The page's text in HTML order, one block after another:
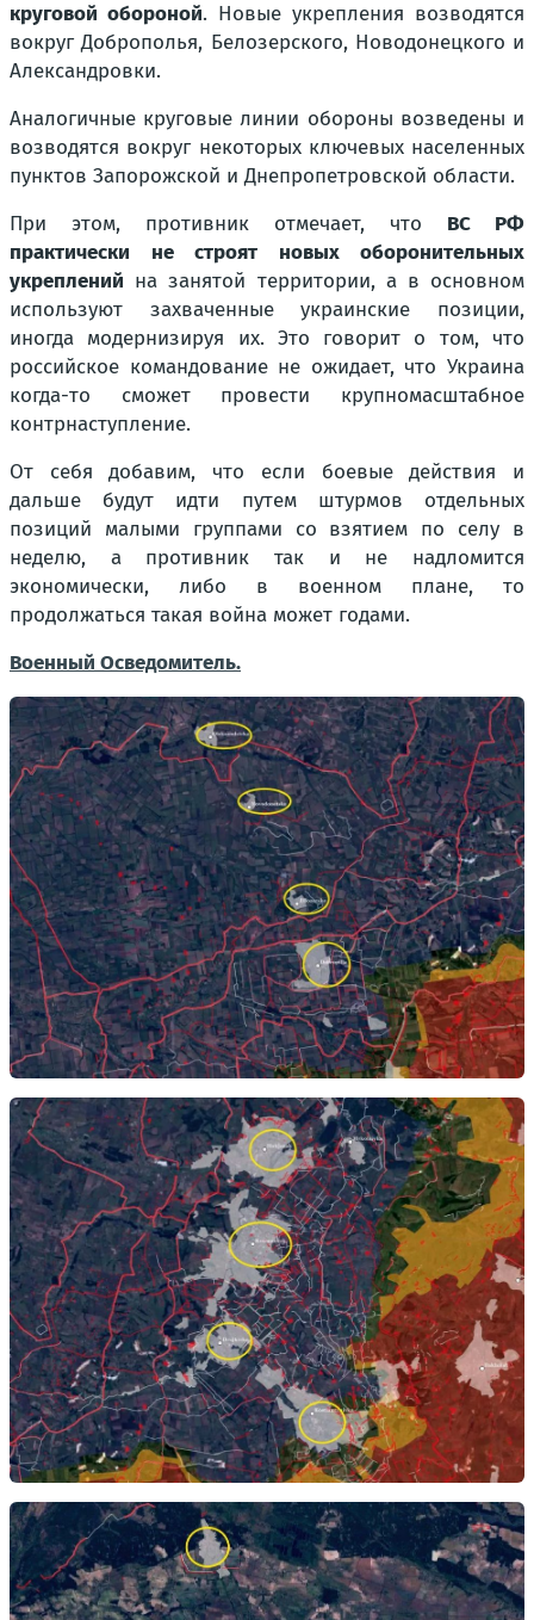
круговой обороной. Новые укрепления возводятся
вокруг Доброполья, Белозерского, Новодонецкого и
Александровки.
Аналогичные круговые линии обороны возведены и
возводятся вокруг некоторых ключевых населенных
пунктов Запорожской и Днепропетровской области.
При этом, противник отмечает, что ВС РФ
практически не строят новых оборонительных
укреплений на занятой территории, а в основном
используют захваченные украинские позиции,
иногда модернизируя их. Это говорит о том, что
российское командование не ожидает, что Украина
когда-то сможет провести крупномасштабное
контрнаступление.
От себя добавим, что если боевые действия и
дальше будут идти путем штурмов отдельных
позиций малыми группами со взятием по селу в
неделю, а противник так и не надломится
экономически, либо в военном плане, то
продолжаться такая война может годами.
Военный Осведомитель.